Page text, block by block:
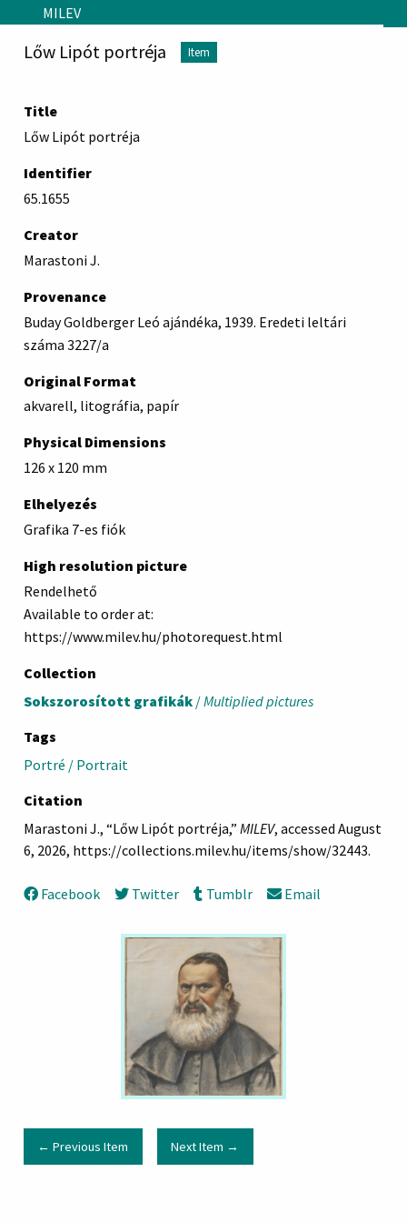
Skip to main content
MILEV
Lőw Lipót portréja Item
Title
Lőw Lipót portréja
Identifier
65.1655
Creator
Marastoni J.
Provenance
Buday Goldberger Leó ajándéka, 1939. Eredeti leltári
száma 3227/a
Original Format
akvarell, litográfia, papír
Physical Dimensions
126 x 120 mm
Elhelyezés
Grafika 7-es fiók
High resolution picture
Rendelhető
Available to order at:
https://www.milev.hu/photorequest.html
Collection
Sokszorosított grafikák /Multiplied pictures
Tags
Portré / Portrait
Citation
Marastoni J., “Lőw Lipót portréja,” MILEV, accessed August
6, 2026, https://collections.milev.hu/items/show/32443.
Facebook Twitter Tumblr Email
← Previous Item Next Item →